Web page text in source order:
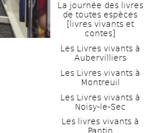
La journée des livres
de toutes espèces
[livres vivants et
contes]
Les Livres vivants à
Aubervilliers
Les Livres vivants à
Montreuil
Les Livres vivants à
Noisy-le-Sec
Les livres vivants à
Pantin